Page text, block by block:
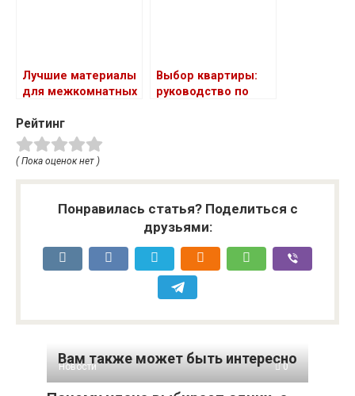
Лучшие материалы
для межкомнатных
Выбор квартиры:
руководство по
Рейтинг
( Пока оценок нет )
Понравилась статья? Поделиться с
друзьями:
Вам также может быть интересно
Новости 0